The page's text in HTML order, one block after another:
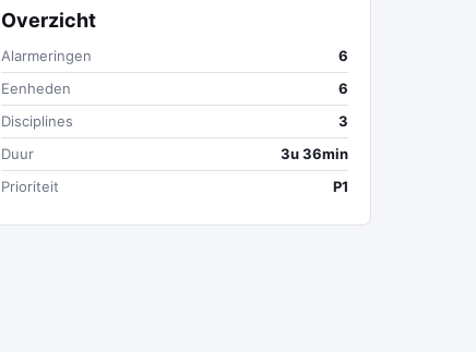
Overzicht
Alarmeringen
6
Eenheden
6
Disciplines
3
Duur
3u 36min
Prioriteit
P1